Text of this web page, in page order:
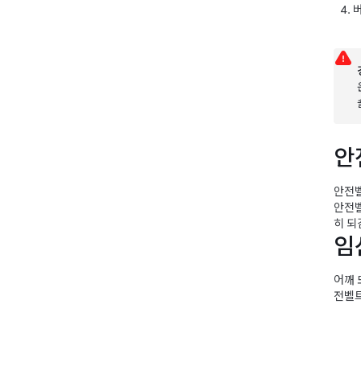
안전
안전
히 되
어깨
전벨